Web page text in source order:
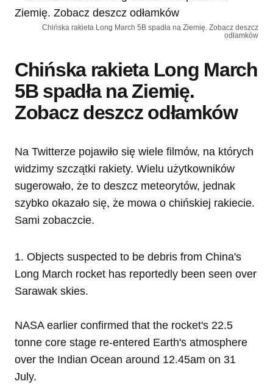
Chińska rakieta Long March 5B spadła na Ziemię. Zobacz deszcz
odłamków
Chińska rakieta Long March
5B spadła na Ziemię.
Zobacz deszcz odłamków
Na Twitterze pojawiło się wiele filmów, na których
widzimy szczątki rakiety. Wielu użytkowników
sugerowało, że to deszcz meteorytów, jednak
szybko okazało się, że mowa o chińskiej rakiecie.
Sami zobaczcie.
1. Objects suspected to be debris from China's
Long March rocket has reportedly been seen over
Sarawak skies.
NASA earlier confirmed that the rocket's 22.5
tonne core stage re-entered Earth's atmosphere
over the Indian Ocean around 12.45am on 31
July.